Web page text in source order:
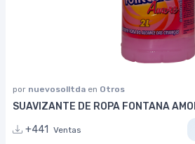
por nuevosolltda en Otros
SUAVIZANTE DE ROPA FONTANA
+441
Ventas